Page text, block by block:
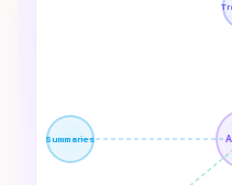
Summaries